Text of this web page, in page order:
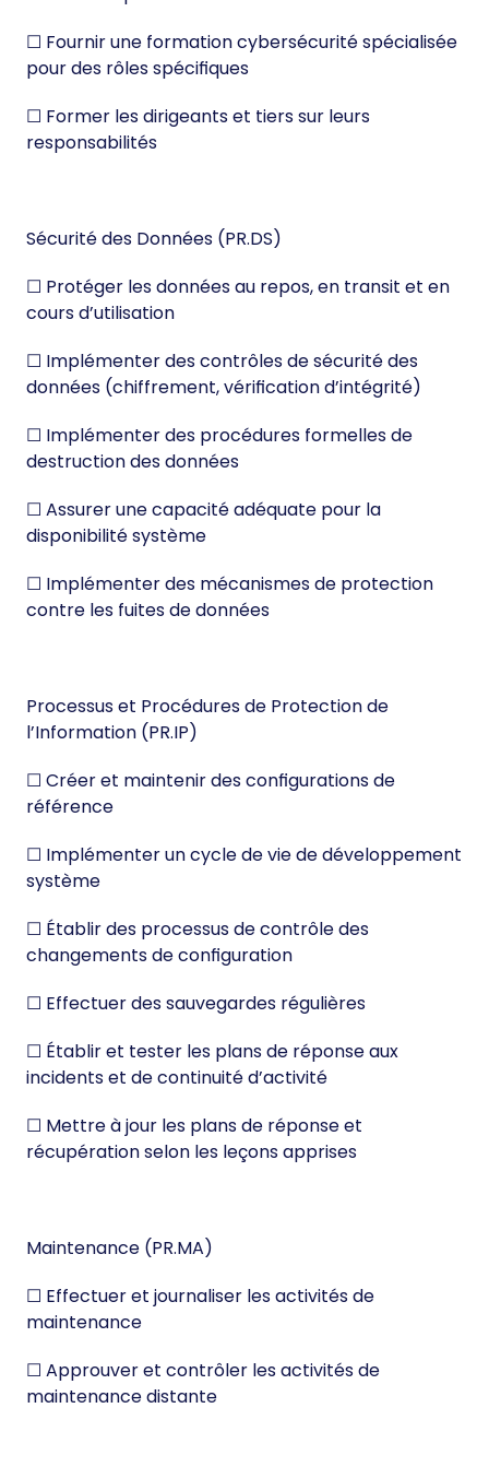
☐ Fournir une formation cybersécurité spécialisée
pour des rôles spécifiques
☐ Former les dirigeants et tiers sur leurs
responsabilités
Sécurité des Données (PR.DS)
☐ Protéger les données au repos, en transit et en
cours d’utilisation
☐ Implémenter des contrôles de sécurité des
données (chiffrement, vérification d’intégrité)
☐ Implémenter des procédures formelles de
destruction des données
☐ Assurer une capacité adéquate pour la
disponibilité système
☐ Implémenter des mécanismes de protection
contre les fuites de données
Processus et Procédures de Protection de
l’Information (PR.IP)
☐ Créer et maintenir des configurations de
référence
☐ Implémenter un cycle de vie de développement
système
☐ Établir des processus de contrôle des
changements de configuration
☐ Effectuer des sauvegardes régulières
☐ Établir et tester les plans de réponse aux
incidents et de continuité d’activité
☐ Mettre à jour les plans de réponse et
récupération selon les leçons apprises
Maintenance (PR.MA)
☐ Effectuer et journaliser les activités de
maintenance
☐ Approuver et contrôler les activités de
maintenance distante